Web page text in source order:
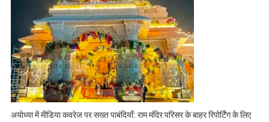
अयोध्या में मीडिया कवरेज पर सख्त पाबंदियाँ: राम मंदिर परिसर के बाहर रिपोर्टिंग के लिए